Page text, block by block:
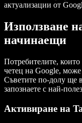
актуализации от
Използване
начинаещи
Потребителите, които
четец на Google, може
Съветите по-долу ще
запознаете с най-
Активиране на